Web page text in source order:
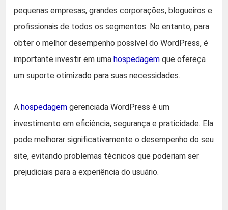
pequenas empresas, grandes corporações, blogueiros e
profissionais de todos os segmentos. No entanto, para
obter o melhor desempenho possível do WordPress, é
importante investir em uma hospedagem que ofereça
um suporte otimizado para suas necessidades.
A hospedagem gerenciada WordPress é um
investimento em eficiência, segurança e praticidade. Ela
pode melhorar significativamente o desempenho do seu
site, evitando problemas técnicos que poderiam ser
prejudiciais para a experiência do usuário.